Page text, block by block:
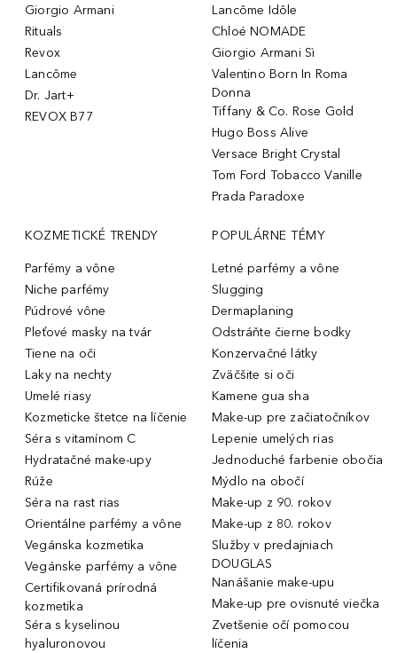
Giorgio Armani
Rituals
Revox
Lancôme
Dr. Jart+
REVOX B77
Lancôme Idôle
Chloé NOMADE
Giorgio Armani Sì
Valentino Born In Roma
Donna
Tiffany & Co. Rose Gold
Hugo Boss Alive
Versace Bright Crystal
Tom Ford Tobacco Vanille
Prada Paradoxe
KOZMETICKÉ TRENDY
Parfémy a vône
Niche parfémy
Púdrové vône
Pleťové masky na tvár
Tiene na oči
Laky na nechty
Umelé riasy
Kozmeticke štetce na líčenie
Séra s vitamínom C
Hydratačné make-upy
Rúže
Séra na rast rias
Orientálne parfémy a vône
Vegánska kozmetika
Vegánske parfémy a vône
Certifikovaná prírodná
kozmetika
Séra s kyselinou
hyaluronovou
POPULÁRNE TÉMY
Letné parfémy a vône
Slugging
Dermaplaning
Odstráňte čierne bodky
Konzervačné látky
Zväčšite si oči
Kamene gua sha
Make-up pre začiatočníkov
Lepenie umelých rias
Jednoduché farbenie obočia
Mýdlo na obočí
Make-up z 90. rokov
Make-up z 80. rokov
Služby v predajniach
DOUGLAS
Nanášanie make-upu
Make-up pre ovisnuté viečka
Zvetšenie očí pomocou
líčenia